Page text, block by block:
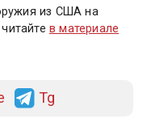
из США на
в материале
Tg